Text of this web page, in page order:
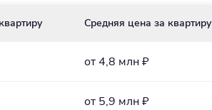
Средняя цена за квартиру
от 4,8 млн ₽
от 5,9 млн ₽